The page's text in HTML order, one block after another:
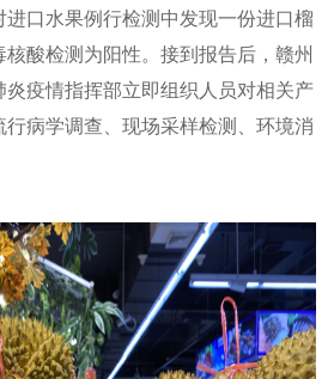
口水果例行检测中发现一份进口榴
酸检测为阳性。接到报告后，赣州
疫情指挥部立即组织人员对相关产
病学调查、现场采样检测、环境消